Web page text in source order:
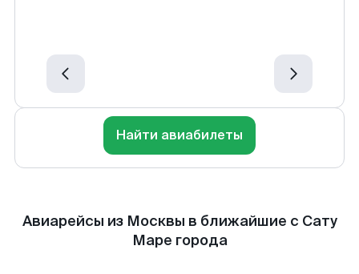
Найти авиабилеты
Авиарейсы из Москвы в ближайшие с Сату
Маре города